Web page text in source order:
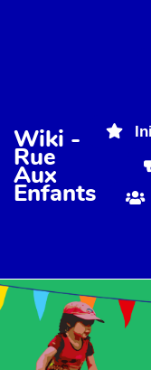
Aller au contenu
Wiki -
Rue
Aux
Enfants